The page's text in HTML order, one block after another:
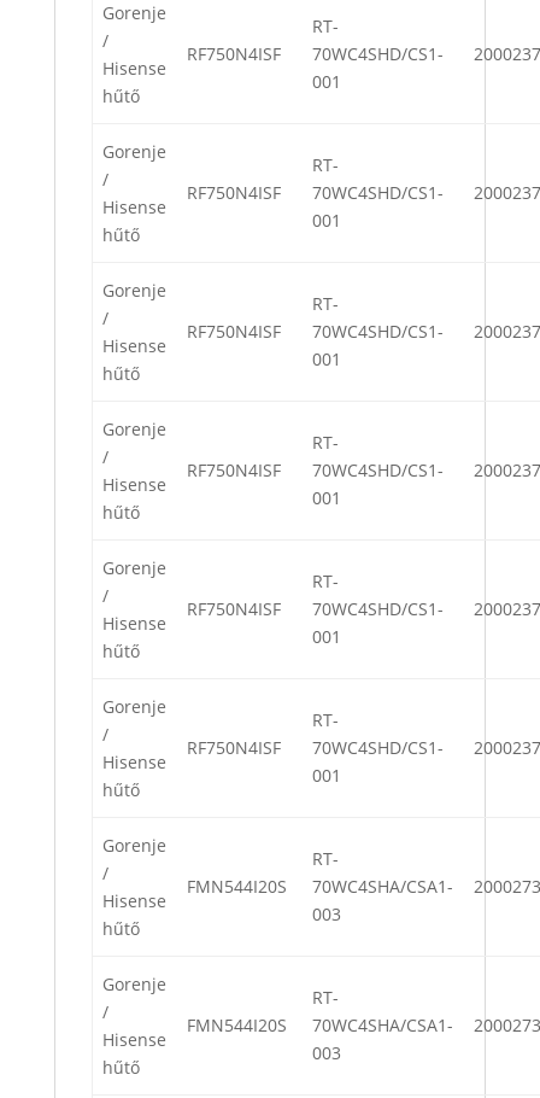
Gorenje
/
Hisense
hűtő
RF750N4ISF
RT-
70WC4SHD/CS1-
001
Gorenje
/
Hisense
hűtő
RF750N4ISF
RT-
70WC4SHD/CS1-
001
Gorenje
/
Hisense
hűtő
RF750N4ISF
RT-
70WC4SHD/CS1-
001
Gorenje
/
Hisense
hűtő
RF750N4ISF
RT-
70WC4SHD/CS1-
001
Gorenje
/
Hisense
hűtő
RF750N4ISF
RT-
70WC4SHD/CS1-
001
Gorenje
/
Hisense
hűtő
RF750N4ISF
RT-
70WC4SHD/CS1-
001
Gorenje
/
Hisense
hűtő
FMN544I20S
RT-
70WC4SHA/CSA1-
003
Gorenje
/
Hisense
hűtő
FMN544I20S
RT-
70WC4SHA/CSA1-
003